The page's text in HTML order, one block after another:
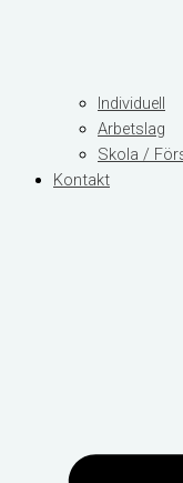
Individuell
Arbetslag
Skola /
Kontakt